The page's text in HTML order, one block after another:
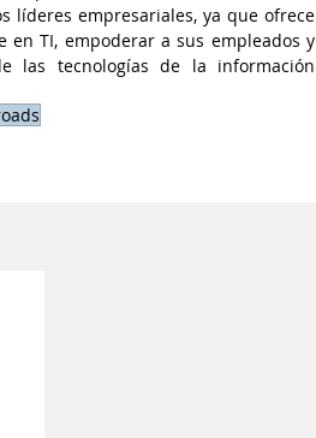
líderes empresariales, ya que ofrece
TI, empoderar a sus empleados y
las tecnologías de la información